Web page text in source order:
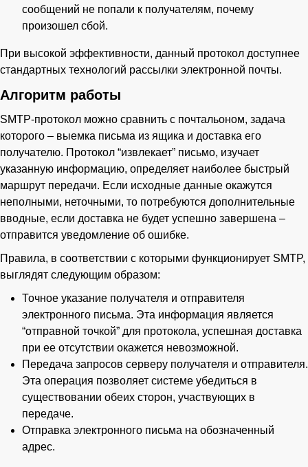
сообщений не попали к получателям, почему
произошел сбой.
При высокой эффективности, данный протокол доступнее
стандартных технологий рассылки электронной почты.
Алгоритм работы
SMTP-протокол можно сравнить с почтальоном, задача
которого – выемка письма из ящика и доставка его
получателю. Протокол “извлекает” письмо, изучает
указанную информацию, определяет наиболее быстрый
маршрут передачи. Если исходные данные окажутся
неполными, неточными, то потребуются дополнительные
вводные, если доставка не будет успешно завершена –
отправится уведомление об ошибке.
Правила, в соответствии с которыми функционирует SMTP,
выглядят следующим образом:
Точное указание получателя и отправителя
электронного письма. Эта информация является
“отправной точкой” для протокола, успешная доставка
при ее отсутствии окажется невозможной.
Передача запросов серверу получателя и отправителя.
Эта операция позволяет системе убедиться в
существовании обеих сторон, участвующих в
передаче.
Отправка электронного письма на обозначенный
адрес.